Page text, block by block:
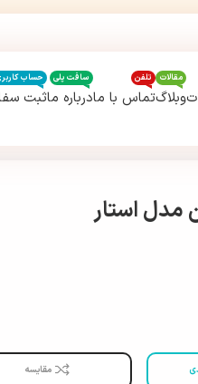
وبلاگ
مقالات
تماس با ما
تلفن
درباره ما
سافت پلی
ثبت
حساب
مدل استار
مقایسه